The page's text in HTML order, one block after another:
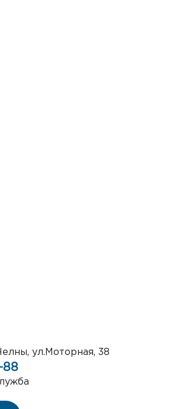
ул.Моторная, 38
88